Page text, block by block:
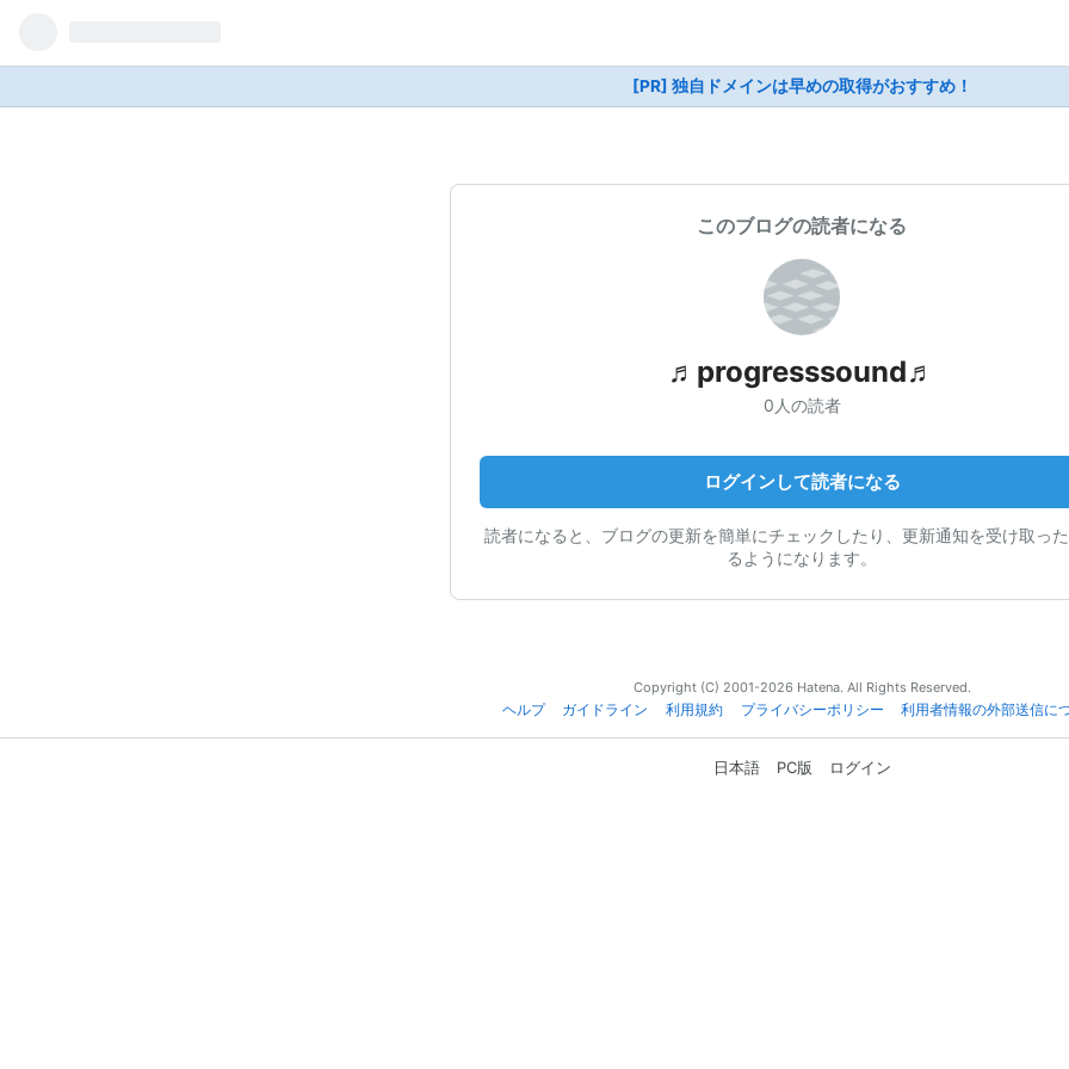
[PR] 独自ドメインは早めの取得がおすすめ！
このブログの読者になる
♬progresssound♬
0人の読者
ログインして読者になる
読者になると、ブログの更新を簡単にチェックしたり、更新通知を受け取っ
るようになります。
Copyright (C) 2001-2026 Hatena. All Rights Reserved.
ヘルプ
ガイドライン 利用規約 プライバシーポリシー 利用者情報の外部送信に
日本語 PC版 ログイン